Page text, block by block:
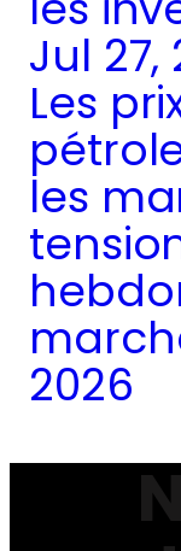
Jul 27,
Les
les
2026